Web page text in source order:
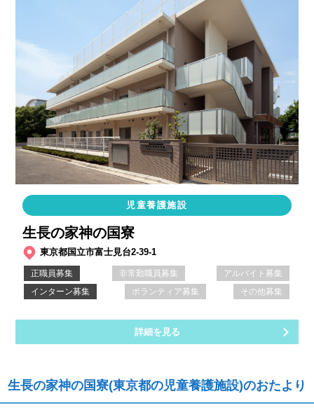
児童養護施設
生長の家神の国寮
東京都国立市富士見台2-39-1
正職員募集 非常勤職員募集
アルバイト募集
インターン募集
ボランティア募集 その他募集
詳細を見る
生長の家神の国寮(東京都の児童養護施設)のおたより